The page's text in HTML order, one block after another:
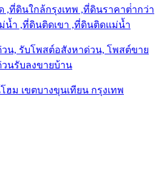
,ที่ดินใกล้กรุงเทพ ,ที่ดินราคาต่ํากว่า
น้ำ ,ที่ดินติดเขา ,ที่ดินติดแม่น้ำ
น, รับโพสต์อสังหาด่วน, โพสต์ขาย
นรับลงขายบ้าน
ฮม เขตบางขุนเทียน กรุงเทพ